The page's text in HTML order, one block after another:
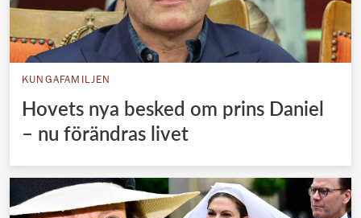
KUNGAFAMILJEN
Hovets nya besked om prins Daniel
– nu förändras livet